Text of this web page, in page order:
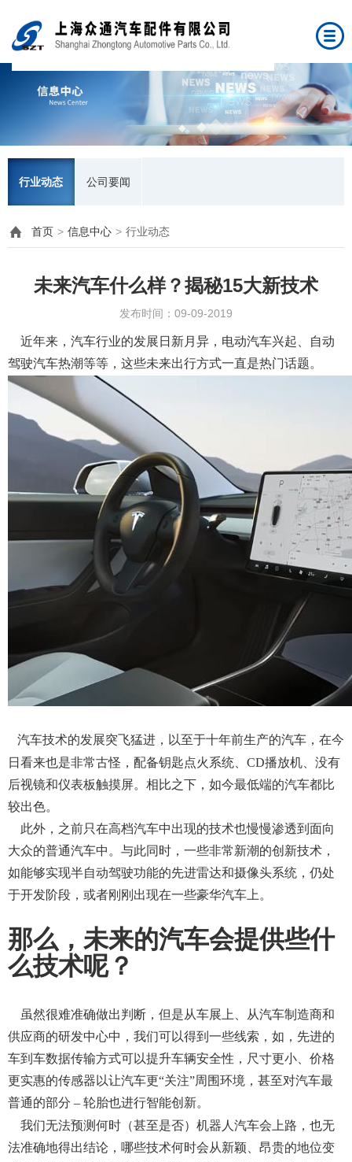
行业动态 公司要闻
首页 > 信息中心 > 行业动态
未来汽车什么样？揭秘15大新技术
发布时间：09-09-2019
近年来，汽车行业的发展日新月异，电动汽车兴起、自动
驾驶汽车热潮等等，这些未来出行方式一直是热门话题。
汽车技术的发展突飞猛进，以至于十年前生产的汽车，在今
日看来也是非常古怪，配备钥匙点火系统、 CD播放机、没有
后视镜和仪表板触摸屏。相比之下，如今最低端的汽车都比
较出色。
此外，之前只在高档汽车中出现的技术也慢慢渗透到面向
大众的普通汽车中。与此同时，一些非常新潮的创新技术，
如能够实现半自动驾驶功能的先进雷达和摄像头系统，仍处
于开发阶段，或者刚刚出现在一些豪华汽车上。
那么，未来的汽车会提供些什
么技术呢？
虽然很难准确做出判断，但是从车展上、从汽车制造商和
供应商的研发中心中，我们可以得到一些线索，如，先进的
车到车数据传输方式可以提升车辆安全性，尺寸更小、价格
更实惠的传感器以让汽车更“关注”周围环境，甚至对汽车最
普通的部分 – 轮胎也进行智能创新。
我们无法预测何时（甚至是否）机器人汽车会上路，也无
法准确地得出结论，哪些技术何时会从新颖、昂贵的地位变